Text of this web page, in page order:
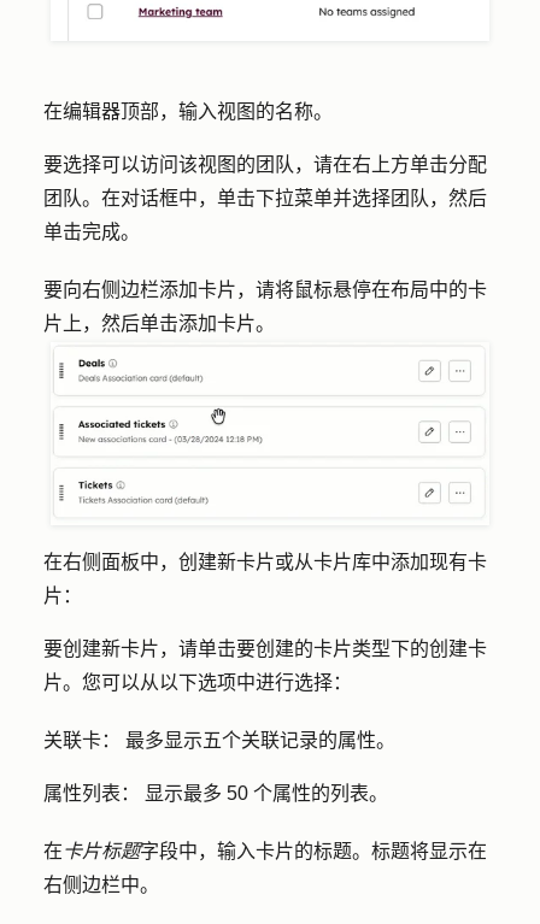
在编辑器顶部，输入视图的名称。
要选择可以访问该视图的团队，请在右上方单击分配
团队。在对话框中，单击下拉菜单并选择团队 ，然后
单击完成。
要向右侧边栏添加卡片，请将鼠标悬停在布局中的卡
片上，然后单击添加卡片。
在右侧面板中，创建新卡片或从卡片库中添加现有卡
片：
要创建新卡片，请单击要创建的卡片类型下的创建卡
片。您可以从以下选项中进行选择：
关联卡： 最多显示五个关联记录的属性。
属性列表： 显示最多 50 个属性的列表。
在卡片标题字段中，输入卡片的标题。标题将显示在
右侧边栏中。